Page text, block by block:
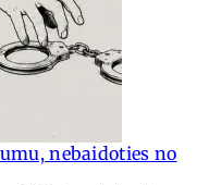
nebaidoties no